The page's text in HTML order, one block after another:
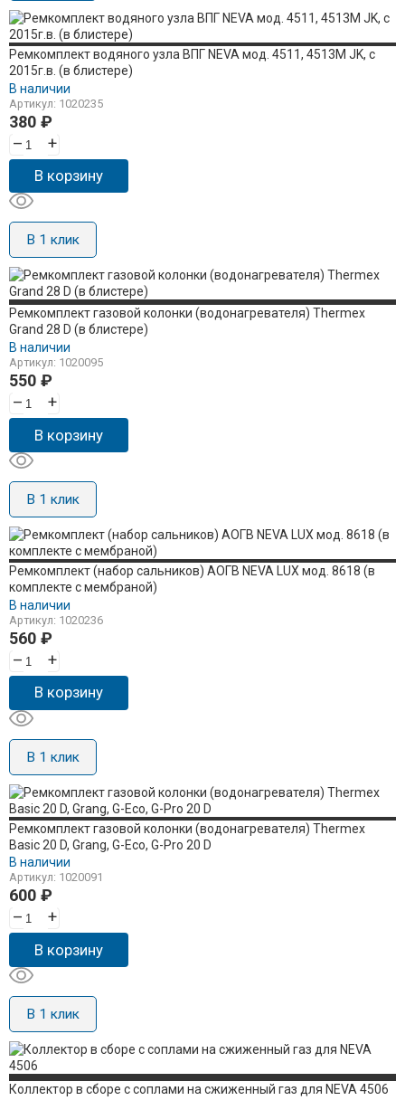
Ремкомплект водяного узла ВПГ NEVA мод. 4511, 4513M JK, с
2015г.в. (в блистере)
В наличии
Артикул: 1020235
380 ₽
–
+
В корзину
В 1 клик
Ремкомплект газовой колонки (водонагревателя) Thermex
Grand 28 D (в блистере)
В наличии
Артикул: 1020095
550 ₽
–
+
В корзину
В 1 клик
Ремкомплект (набор сальников) АОГВ NEVA LUX мод. 8618 (в
комплекте с мембраной)
В наличии
Артикул: 1020236
560 ₽
–
+
В корзину
В 1 клик
Ремкомплект газовой колонки (водонагревателя) Thermex
Basic 20 D, Grang, G-Eco, G-Pro 20 D
В наличии
Артикул: 1020091
600 ₽
–
+
В корзину
В 1 клик
Коллектор в сборе с соплами на сжиженный газ для NEVA 4506